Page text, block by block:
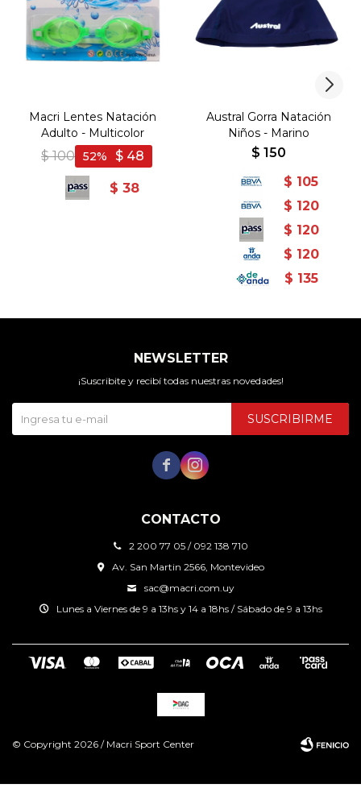
Macri Lentes Natación
Adulto - Multicolor
$ 100 $ 48
52
$ 38
Austral Gorra Natación
Niños - Marino
$ 150
$ 105
$ 120
$ 120
$ 120
$ 135
CONTACTO
2 200 77 05 / 092 138 710
Av. San Martin 2566, Montevideo
sac@macri.com.uy
Lunes a Viernes de 9 a 13hs y 14 a 18hs / Sábado de 9 a 13hs
NEWSLETTER
¡Suscribite y recibí todas nuestras novedades!
SUSCRIBIRME
 
© Copyright 2026 / Macri Sport Center